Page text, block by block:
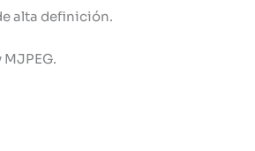
alta definición.